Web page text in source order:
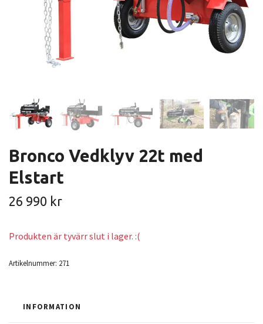
Bronco Vedklyv 22t med
Elstart
26 990 kr
Produkten är tyvärr slut i lager. :(
Artikelnummer: 271
INFORMATION